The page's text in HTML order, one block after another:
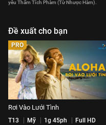
yêu Thẩm Tích Phàm (Từ Nhược Hàm).
Đề xuất cho bạn
PRO
Rơi Vào Lưới Tình
T13 Mỹ 1g 45ph Full HD